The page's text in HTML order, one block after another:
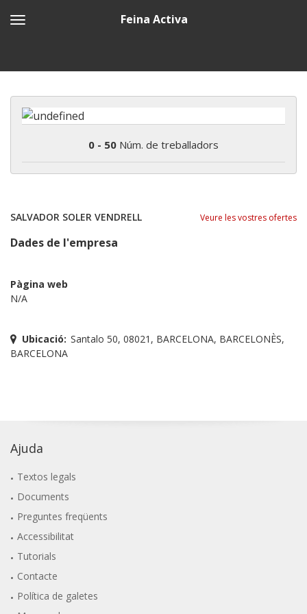
Feina Activa
0 - 50 Núm. de treballadors
SALVADOR SOLER VENDRELL Veure les vostres ofertes
Dades de l'empresa
Pàgina web
N/A
Ubicació: Santalo 50, 08021, BARCELONA, BARCELONÈS,
BARCELONA
Ajuda
Textos legals
Documents
Preguntes freqüents
Accessibilitat
Tutorials
Contacte
Política de galetes